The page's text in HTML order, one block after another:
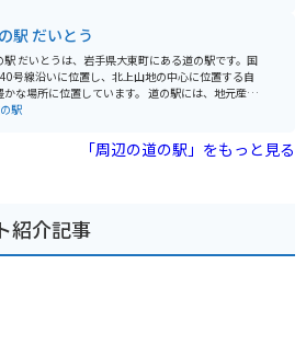
然、食を満喫できる魅力的な観光地です。
軽食は、ここでしか味わえない逸品として人気があ
いるレストランでは、地元産
材をふんだんに使った料理を楽しむことができま
安心
ます。 道の駅 かわさきは、地元の特産品を
駅 だいとう
駅 だいとうは、岩手県大東町にある道の駅です。国
号線沿いに位置し、北上山地の中心に位置する自
場所に位置しています。 道の駅には、地元産の
物や特産品を販売する直売所があり、新鮮な野菜や
て知られており、道の駅でもそばを使ったメニュー
提供するレストランもあり、郷土料理を堪能するこ
道の駅には、情報コーナーや休憩スペー
併設されており、ドライブの休憩に最適です。周辺
駅
「周辺の道の駅」をもっと見る
紹介記事